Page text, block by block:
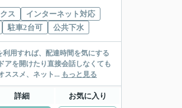
ス
インターネット対応
駐車2台可 公共下水
用すれば、配達時間を気にする
アを開けたり直接会話しなくても
ススメ、ネット... もっと見る
詳細
お気に入り